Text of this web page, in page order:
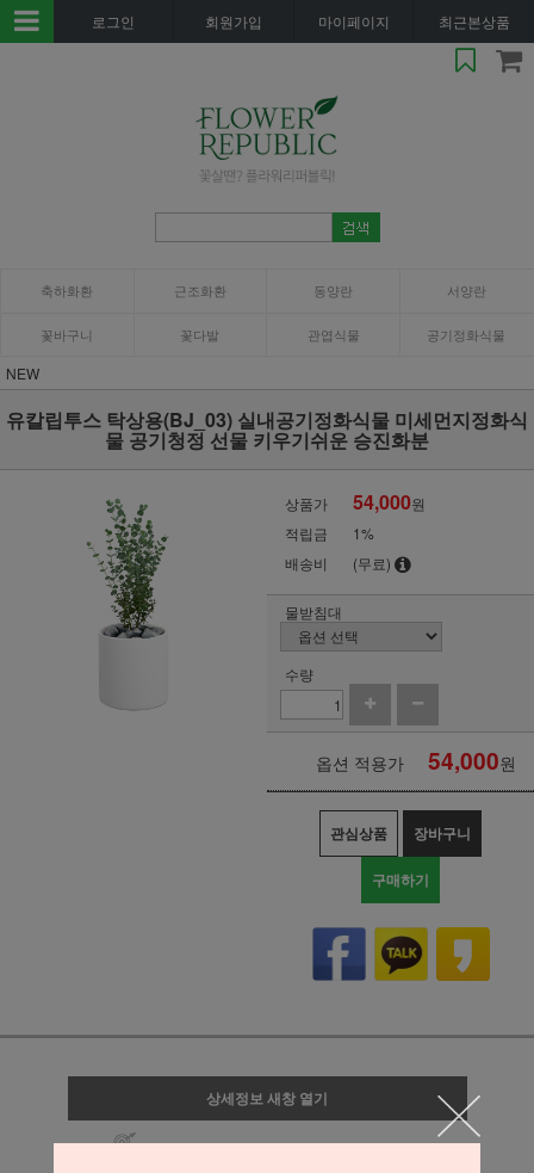
로그인 회원가입 마이페이지 최근본상품
축하화환 근조화환 동양란 서양란
꽃바구니 꽃다발 관엽식물 공기정화식물
NEW
유칼립투스 탁상용(BJ_03) 실내공기정화식물 미세먼지정화식
물 공기청정 선물 키우기쉬운 승진화분
상품가 54,000원
적립금
1%
배송비
(무료)
물받침대
수량
옵션 적용가 54,000원
관심상품 장바구니
구매하기
상세정보 새창 열기